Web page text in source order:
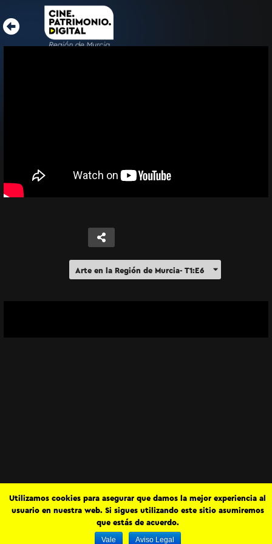
Arte en la Región de Murcia- T1:E6
Utilizamos cookies para asegurar que damos la mejor experiencia al
usuario en nuestra web. Si sigues utilizando este sitio asumiremos
que estás de acuerdo.
Vale Aviso Legal